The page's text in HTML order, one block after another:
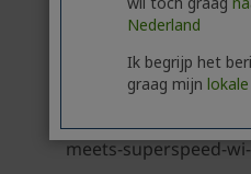
Nederland
Ik begrijp het
graag mijn